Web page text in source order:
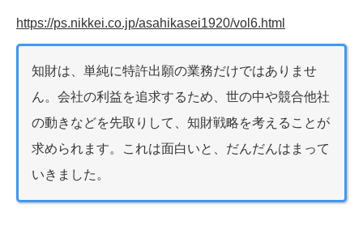
https://ps.nikkei.co.jp/asahikasei1920/vol6.html
知財は、単純に特許出願の業務だけではありませ
ん。会社の利益を追求するため、世の中や競合他社
の動きなどを先取りして、知財戦略を考えることが
求められます。これは面白いと、だんだんはまって
いきました。